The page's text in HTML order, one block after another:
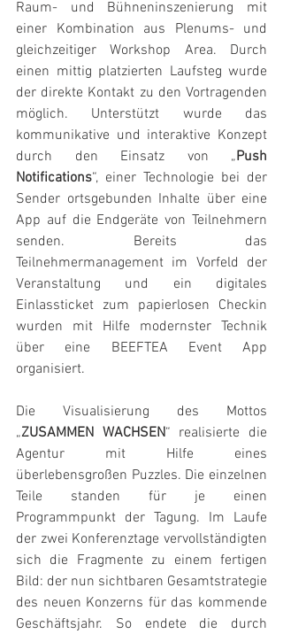
Raum- und Bühneninszenierung mit
einer Kombination aus Plenums- und
gleichzeitiger Workshop Area. Durch
einen mittig platzierten Laufsteg wurde
der direkte Kontakt zu den Vortragenden
möglich. Unterstützt wurde das
kommunikative und interaktive Konzept
durch den Einsatz von „Push
Notifications“, einer Technologie bei der
Sender ortsgebunden Inhalte über eine
App auf die Endgeräte von Teilnehmern
senden. Bereits das
Teilnehmermanagement im Vorfeld der
Veranstaltung und ein digitales
Einlassticket zum papierlosen Checkin
wurden mit Hilfe modernster Technik
über eine BEEFTEA Event App
organisiert.
Die Visualisierung des Mottos
„ZUSAMMEN WACHSEN“ realisierte die
Agentur mit Hilfe eines
überlebensgroßen Puzzles. Die einzelnen
Teile standen für je einen
Programmpunkt der Tagung. Im Laufe
der zwei Konferenztage vervollständigten
sich die Fragmente zu einem fertigen
Bild: der nun sichtbaren Gesamtstrategie
des neuen Konzerns für das kommende
Geschäftsjahr. So endete die durch